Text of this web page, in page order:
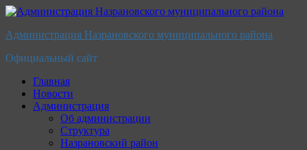
Перейти
содержимому
Администрация Назрановского муниципального района
Официальный сайт
Главная
Новости
Администрация
Об администрации
Структура
Назрановский район